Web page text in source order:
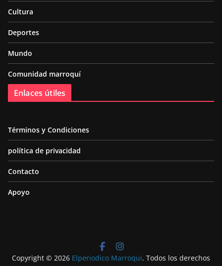
Cultura
Deportes
Mundo
Comunidad marroquí
Enlaces útiles
Términos y Condiciones
política de privacidad
Contacto
Apoyo
Copyright © 2026 Elperiodico Marroqui. Todos los derechos